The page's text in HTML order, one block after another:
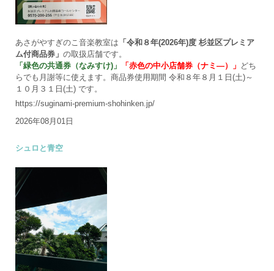
あさがやすぎのこ音楽教室は 「令和８年(2026年)度 杉並区プレミア
ム付商品券」 の取扱店舗です。
「緑色の共通券（なみすけ)」
「赤色の中小店舗券（ナミ―）」 どち
らでも月謝等に使えます。商品券使用期間 令和８年８月１日(土)～
１０月３１日(土) です。
https://suginami-premium-shohinken.jp/
2026年08月01日
シュロと青空